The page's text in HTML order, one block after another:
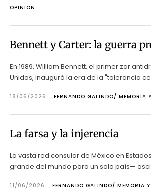
OPINIÓN
Bennett y Carter: la guerra
En 1989, William Bennett, el primer zar
Unidos, inauguró la era de la "tolerancia
18/06/2026 FERNANDO GALINDO/ MEMORIA
La farsa y la injerencia
La vasta red consular de México en
grande del mundo para un solo país—
11/06/2026 FERNANDO GALINDO/ MEMORIA